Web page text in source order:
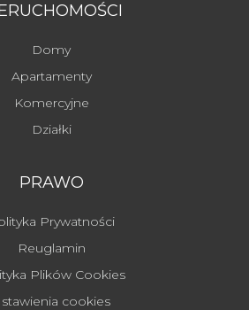
Domy
Apartamenty
Komercyjne
Działki
PRAWO
Prywatności
Reuglamin
Plików Cookies
cookies